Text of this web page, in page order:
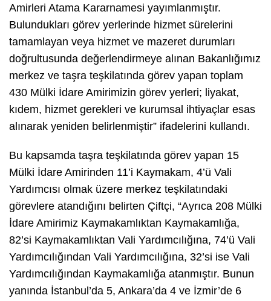
Amirleri Atama Kararnamesi yayımlanmıştır.
Bulundukları görev yerlerinde hizmet sürelerini
tamamlayan veya hizmet ve mazeret durumları
doğrultusunda değerlendirmeye alınan Bakanlığımız
merkez ve taşra teşkilatında görev yapan toplam
430 Mülki İdare Amirimizin görev yerleri; liyakat,
kıdem, hizmet gerekleri ve kurumsal ihtiyaçlar esas
alınarak yeniden belirlenmiştir” ifadelerini kullandı.
Bu kapsamda taşra teşkilatında görev yapan 15
Mülki İdare Amirinden 11’i Kaymakam, 4’ü Vali
Yardımcısı olmak üzere merkez teşkilatındaki
görevlere atandığını belirten Çiftçi, “Ayrıca 208 Mülki
İdare Amirimiz Kaymakamlıktan Kaymakamlığa,
82’si Kaymakamlıktan Vali Yardımcılığına, 74’ü Vali
Yardımcılığından Vali Yardımcılığına, 32’si ise Vali
Yardımcılığından Kaymakamlığa atanmıştır. Bunun
yanında İstanbul’da 5, Ankara’da 4 ve İzmir’de 6